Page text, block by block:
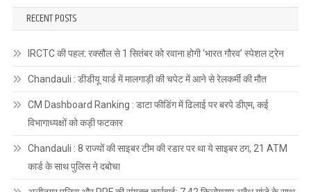
RECENT POSTS
IRCTC की पहल: रक्सौल से 1 सितंबर को रवाना होगी ‘भारत गौरव’ स्पेशल ट्रेन
Chandauli : डीडीयू यार्ड में मालगाड़ी की चपेट में आने से रेलकर्मी की मौत
CM Dashboard Ranking : डाटा फीडिंग में ढिलाई पर बरपे डीएम, कई
विभागाध्यक्षों को कड़ी फटकार
Chandauli : 8 राज्यों की साइबर टीम की रडार पर था ये साइबर ठग, 21 ATM
कार्ड के साथ पुलिस ने दबोचा